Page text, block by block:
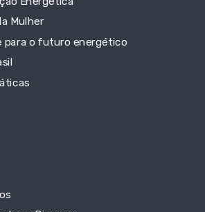
Mulher
para o futuro energético